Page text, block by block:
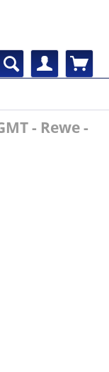
- Rewe -